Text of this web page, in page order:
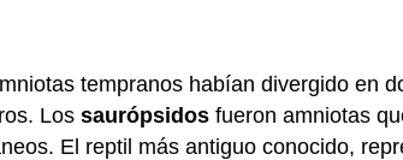
tempranos habían divergido en
Los saurópsidos fueron amniotas
El reptil más antiguo conocido,